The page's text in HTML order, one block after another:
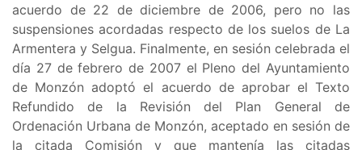
acuerdo de 22 de diciembre de 2006, pero no las
suspensiones acordadas respecto de los suelos de La
Armentera y Selgua. Finalmente, en sesión celebrada el
día 27 de febrero de 2007 el Pleno del Ayuntamiento
de Monzón adoptó el acuerdo de aprobar el Texto
Refundido de la Revisión del Plan General de
Ordenación Urbana de Monzón, aceptado en sesión de
la citada Comisión y que mantenía las citadas